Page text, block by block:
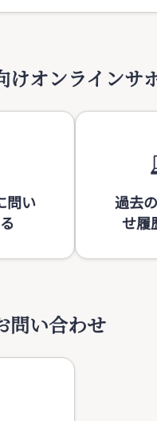
けオンラインサ
問い
過去
せ履
問い合わせ